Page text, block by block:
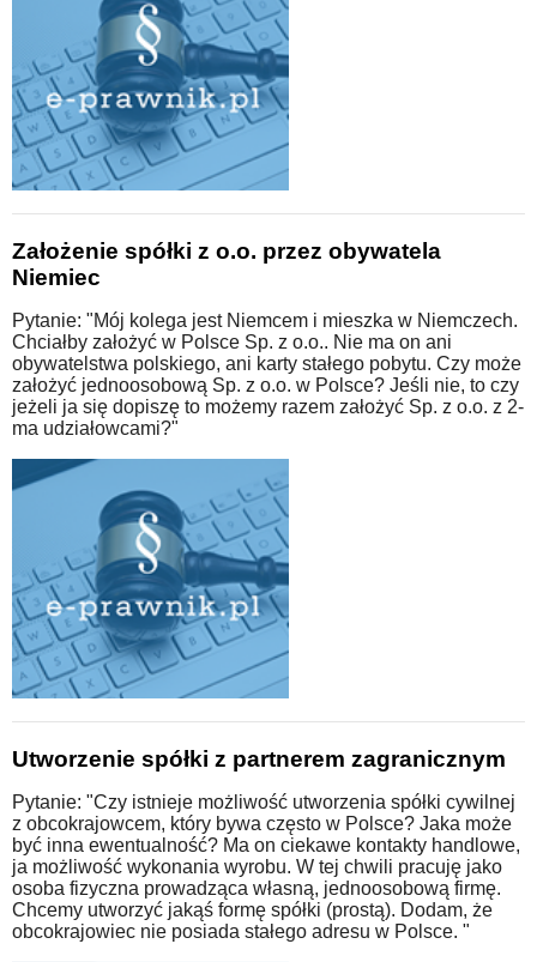
Założenie spółki z o.o. przez obywatela
Niemiec
Pytanie: "Mój kolega jest Niemcem i mieszka w Niemczech.
Chciałby założyć w Polsce Sp. z o.o.. Nie ma on ani
obywatelstwa polskiego, ani karty stałego pobytu. Czy może
założyć jednoosobową Sp. z o.o. w Polsce? Jeśli nie, to czy
jeżeli ja się dopiszę to możemy razem założyć Sp. z o.o. z 2-
ma udziałowcami?"
Utworzenie spółki z partnerem zagranicznym
Pytanie: "Czy istnieje możliwość utworzenia spółki cywilnej
z obcokrajowcem, który bywa często w Polsce? Jaka może
być inna ewentualność? Ma on ciekawe kontakty handlowe,
ja możliwość wykonania wyrobu. W tej chwili pracuję jako
osoba fizyczna prowadząca własną, jednoosobową firmę.
Chcemy utworzyć jakąś formę spółki (prostą). Dodam, że
obcokrajowiec nie posiada stałego adresu w Polsce. "